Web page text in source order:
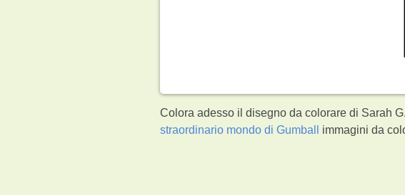
Colora adesso il disegno da colorare di Sarah
straordinario mondo di Gumball
immagini da